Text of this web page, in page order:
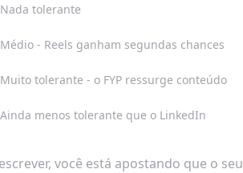
Nada tolerante
Médio - Reels ganham segundas chances
Muito tolerante - o FYP ressurge conteúdo
Ainda menos tolerante que o LinkedIn
você está apostando que o